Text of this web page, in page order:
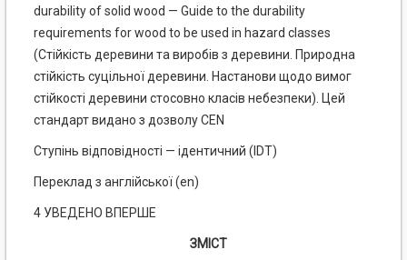
durability of solid wood — Guide to the durability
requirements for wood to be used in hazard classes
(Стійкість деревини та виробів з деревини. Природна
стійкість суцільної деревини. Настанови щодо вимог
стійкості деревини стосовно класів небезпеки). Цей
стандарт видано з дозволу CEN
Ступінь відповідності — ідентичний (IDT)
Переклад з англійської (en)
4 УВЕДЕНО ВПЕРШЕ
ЗМІСТ